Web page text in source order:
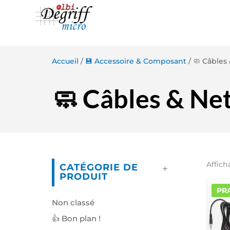
Accueil / 💾 Accessoire & Composant/ 🧼 Câbles
🧼 Câbles &
CATÉGORIE DE
PRODUIT
Non classé
👍 Bon plan !